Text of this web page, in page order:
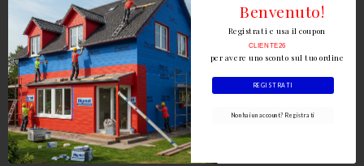
La tegola marsigliese
Easy Rosso di
Cottosenese rappresenta
un classico senza tempo
nel mondo delle
coperture .
REGISTRATI
Non hai un account? Registrati
Registrati e usa il coupon
per avere uno sconto sul tuo ordine
CLIENTE26
Benvenuto!